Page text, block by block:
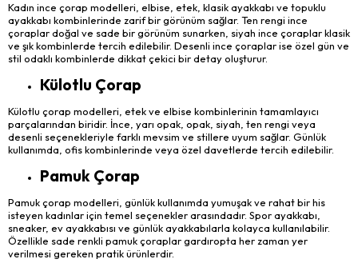
Kadın ince çorap modelleri, elbise, etek, klasik ayakkabı ve topuklu
ayakkabı kombinlerinde zarif bir görünüm sağlar. Ten rengi ince
çoraplar doğal ve sade bir görünüm sunarken, siyah ince çoraplar klasik
ve şık kombinlerde tercih edilebilir. Desenli ince çoraplar ise özel gün ve
stil odaklı kombinlerde dikkat çekici bir detay oluşturur.
Külotlu Çorap
Külotlu çorap modelleri, etek ve elbise kombinlerinin tamamlayıcı
parçalarından biridir. İnce, yarı opak, opak, siyah, ten rengi veya
desenli seçenekleriyle farklı mevsim ve stillere uyum sağlar. Günlük
kullanımda, ofis kombinlerinde veya özel davetlerde tercih edilebilir.
Pamuk Çorap
Pamuk çorap modelleri, günlük kullanımda yumuşak ve rahat bir his
isteyen kadınlar için temel seçenekler arasındadır. Spor ayakkabı,
sneaker, ev ayakkabısı ve günlük ayakkabılarla kolayca kullanılabilir.
Özellikle sade renkli pamuk çoraplar gardıropta her zaman yer
verilmesi gereken pratik ürünlerdir.